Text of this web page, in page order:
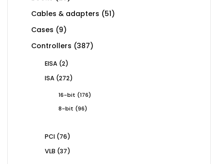
Cables & adapters 5151
Cases 99
products
Controllers 387387
EISA 22
ISA 272272
16-bit 176176
8-bit
9696
PCI 7676
VLB 3737